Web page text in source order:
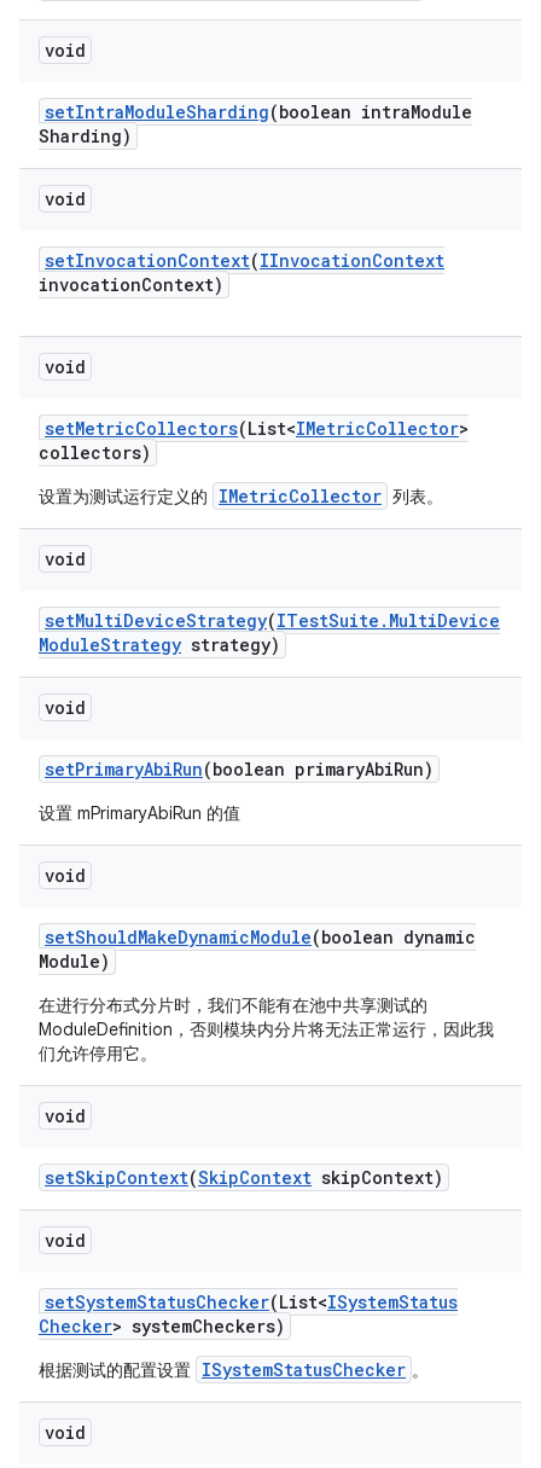
void
setIntraModuleSharding(boolean intraModule
Sharding)
void
setInvocationContext(IInvocationContext
invocationContext)
void
setMetricCollectors(List<IMetricCollector>
collectors)
设置为测试运行定义的 IMetricCollector 列表。
void
setMultiDeviceStrategy(ITestSuite . MultiDevice
ModuleStrategy strategy)
void
setPrimaryAbiRun(boolean primaryAbiRun)
设置 mPrimaryAbiRun 的值
void
setShouldMakeDynamicModule(boolean dynamic
Module)
在进行分布式分片时，我们不能有在池中共享测试的
ModuleDefinition，否则模块内分片将无法正常运行，因此我
们允许停用它。
void
setSkipContext(SkipContext skipContext)
void
setSystemStatusChecker(List<ISystemStatus
Checker> systemCheckers)
根据测试的配置设置 ISystemStatusChecker 。
void